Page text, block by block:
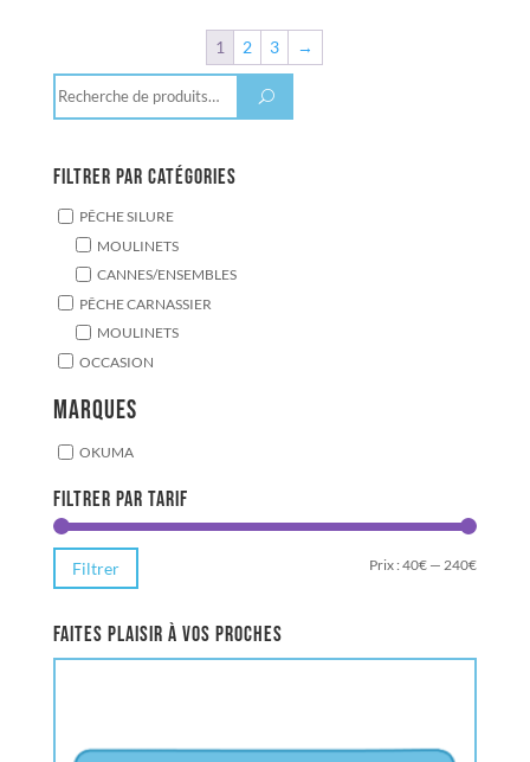
1 2 3
→
Recherche
pour :
U
Filtrer par catégories
PÊCHE SILURE
MOULINETS
CANNES/ENSEMBLES
PÊCHE CARNASSIER
MOULINETS
OCCASION
Marques
OKUMA
Filtrer par tarif
Prix
Prix
Filtrer Prix :40€ — 240€
Faites plaisir à vos proches